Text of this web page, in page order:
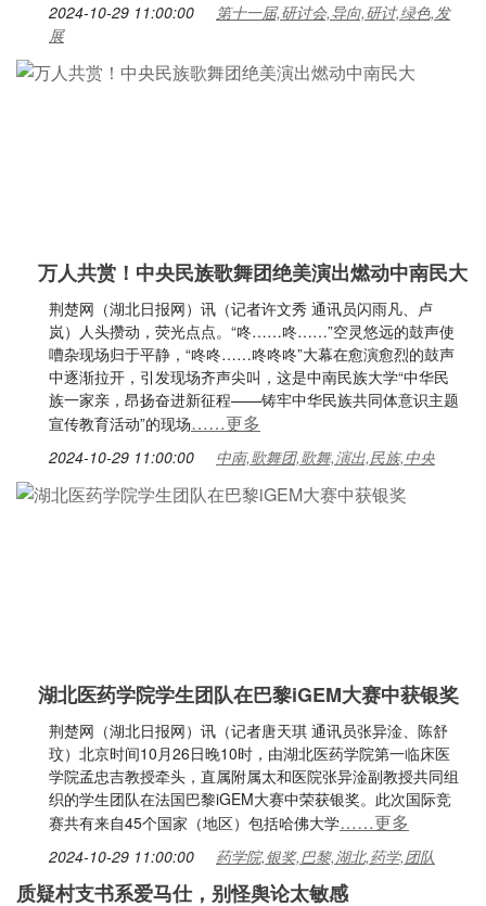
2024-10-29 11:00:00
第十一届,研讨会,导向,研讨,绿色,发
展
万人共赏！中央民族歌舞团绝美演出燃动中南民大
荆楚网（湖北日报网）讯（记者许文秀 通讯员闪雨凡、卢
岚）人头攒动，荧光点点。“咚……咚……”空灵悠远的鼓声使
嘈杂现场归于平静，“咚咚……咚咚咚”大幕在愈演愈烈的鼓声
中逐渐拉开，引发现场齐声尖叫，这是中南民族大学“中华民
族一家亲，昂扬奋进新征程——铸牢中华民族共同体意识主题
宣传教育活动”的现场……更多
2024-10-29 11:00:00 中南,歌舞团,歌舞,演出,民族,中央
湖北医药学院学生团队在巴黎iGEM大赛中获银奖
荆楚网（湖北日报网）讯（记者唐天琪 通讯员张异淦、陈舒
玟）北京时间10月26日晚10时，由湖北医药学院第一临床医
学院孟忠吉教授牵头，直属附属太和医院张异淦副教授共同组
织的学生团队在法国巴黎iGEM大赛中荣获银奖。此次国际竞
赛共有来自45个国家（地区）包括哈佛大学……更多
2024-10-29 11:00:00 药学院,银奖,巴黎,湖北,药学,团队
质疑村支书系爱马仕，别怪舆论太敏感